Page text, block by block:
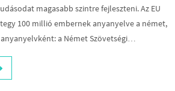
magasabb szintre fejleszteni. Az EU
100 millió embernek anyanyelve a német,
a Német Szövetségi…